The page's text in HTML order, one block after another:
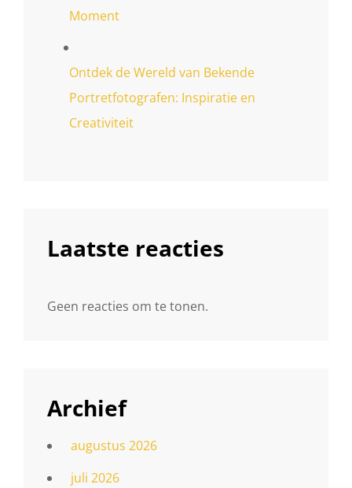
Moment
Ontdek de Wereld van Bekende
Portretfotografen: Inspiratie en
Creativiteit
Laatste reacties
Geen reacties om te tonen.
Archief
augustus 2026
juli 2026